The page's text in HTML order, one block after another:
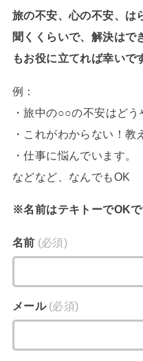
旅の不安、心の不安、は
聞くくらいで、解決はで
もお役に立てれば幸いで
例：
・旅中の○○の不安はど
・これがわからない！教
・仕事に悩んでいます。
などなど、なんでもOK
※名前はテキトーでOKで
名前 (必須)
メール (必須)